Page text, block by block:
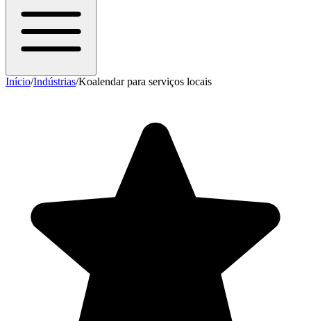
Início/Indústrias/Koalendar para serviços locais